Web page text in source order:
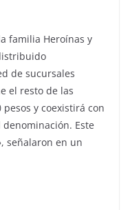
familia Heroínas y
de sucursales
el resto de las
y coexistirá con
Este
señalaron en un